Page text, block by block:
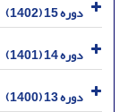
دوره 15 (1402)
دوره 14 (1401)
دوره 13 (1400)